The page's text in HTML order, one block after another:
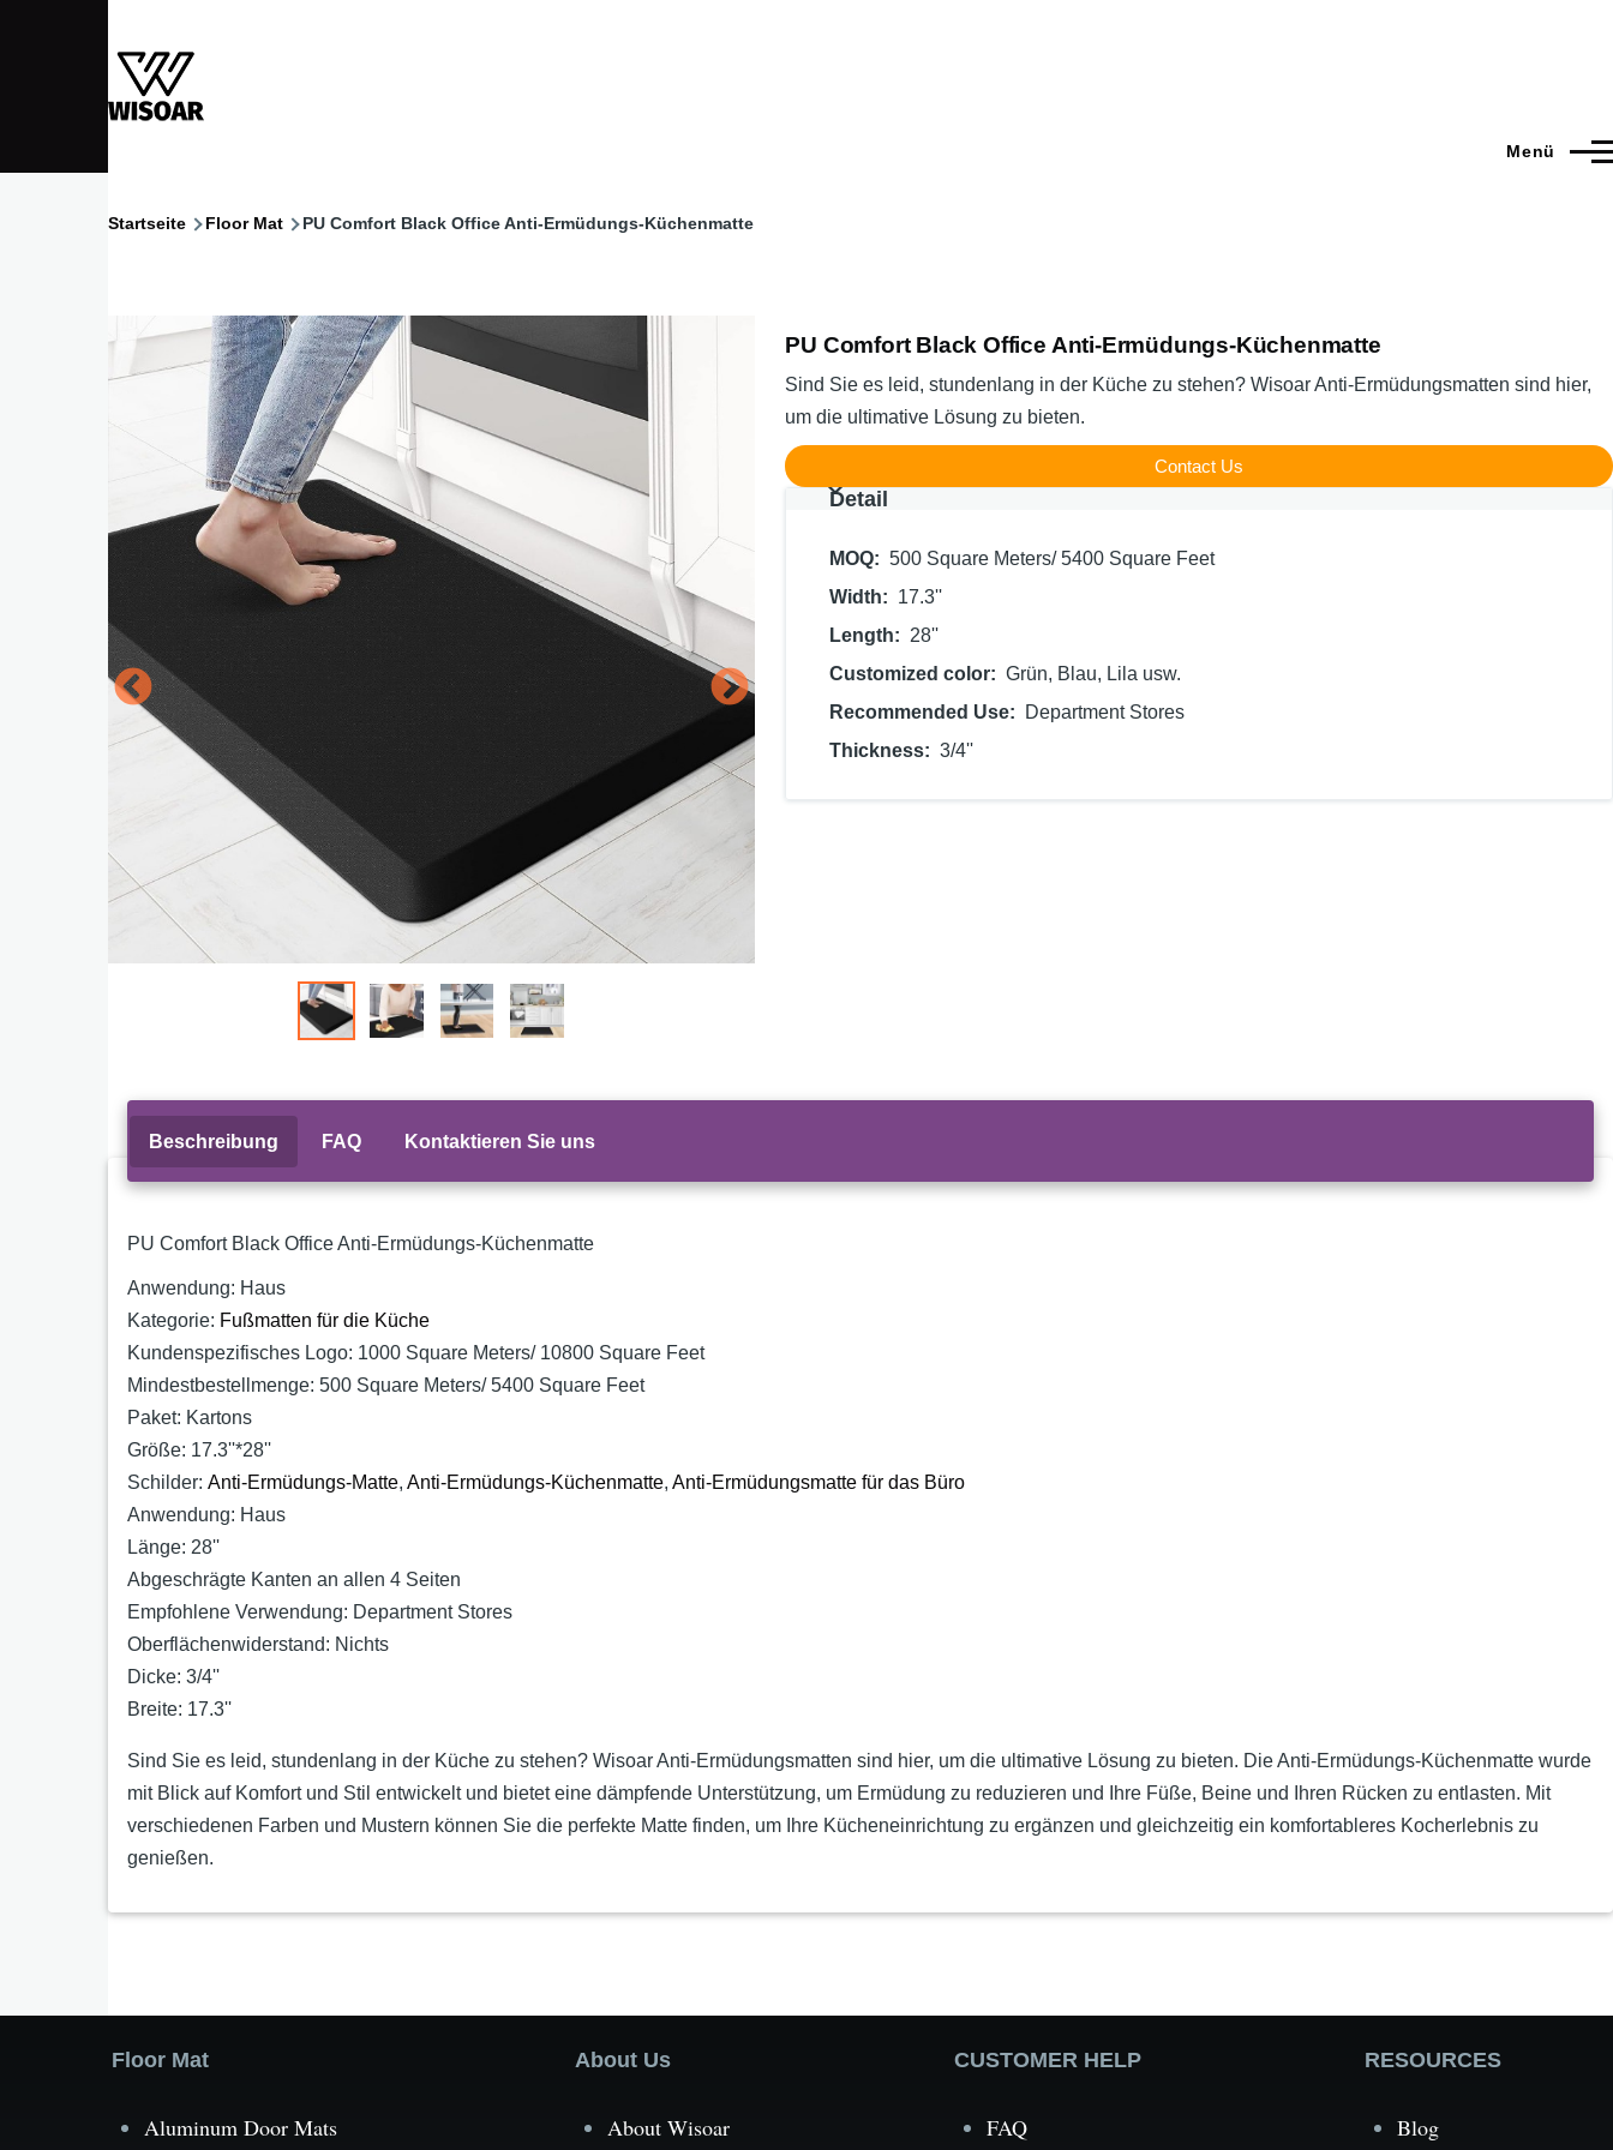
Menü
Startseite Floor Mat PU Comfort Black Office Anti-Ermüdungs-Küchenmatte
PU Comfort Black Office Anti-Ermüdungs-Küchenmatte
Sind Sie es leid, stundenlang in der Küche zu stehen? Wisoar Anti-Ermüdungsmatten sind hier,
um die ultimative Lösung zu bieten.
Contact Us
Detail
MOQ
500 Square Meters/ 5400 Square Feet
Width
17.3''
Length
28''
Customized color
Grün, Blau, Lila usw.
Recommended Use
Department Stores
Thickness
3/4''
Beschreibung FAQ Kontaktieren Sie uns
PU Comfort Black Office Anti-Ermüdungs-Küchenmatte
Anwendung: Haus
Kategorie: Fußmatten für die Küche
Kundenspezifisches Logo: 1000 Square Meters/ 10800 Square Feet
Mindestbestellmenge: 500 Square Meters/ 5400 Square Feet
Paket: Kartons
Größe: 17.3''*28''
Schilder: Anti-Ermüdungs-Matte, Anti-Ermüdungs-Küchenmatte, Anti-Ermüdungsmatte für das Büro
Anwendung: Haus
Länge: 28''
Abgeschrägte Kanten an allen 4 Seiten
Empfohlene Verwendung: Department Stores
Oberflächenwiderstand: Nichts
Dicke: 3/4''
Breite: 17.3''
Sind Sie es leid, stundenlang in der Küche zu stehen? Wisoar Anti-Ermüdungsmatten sind hier, um die ultimative Lösung zu bieten. Die Anti-Ermüdungs-Küchenmatte wurde
mit Blick auf Komfort und Stil entwickelt und bietet eine dämpfende Unterstützung, um Ermüdung zu reduzieren und Ihre Füße, Beine und Ihren Rücken zu entlasten. Mit
verschiedenen Farben und Mustern können Sie die perfekte Matte finden, um Ihre Kücheneinrichtung zu ergänzen und gleichzeitig ein komfortableres Kocherlebnis zu
genießen.
Floor Mat
Aluminum Door Mats
About Us
About Wisoar
CUSTOMER HELP
FAQ
RESOURCES
Blog